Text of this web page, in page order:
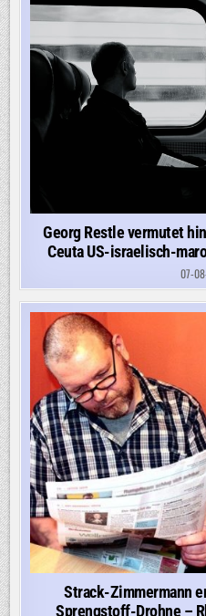
Georg Restle vermutet
Ceuta US-israelisch-
07-
Strack-Zimmermann
Sprengstoff-Drohne –